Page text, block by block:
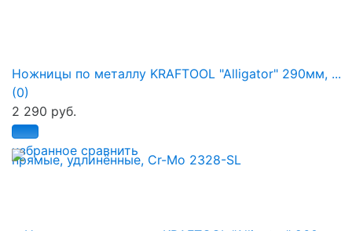
избранное сравнить
Ножницы по металлу KRAFTOOL "Alligator" 290мм, ...
(0)
2 290 руб.